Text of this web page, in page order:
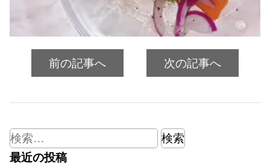
前の記事へ 次の記事へ
検
索:
最近の投稿